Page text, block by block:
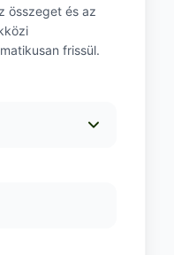
összeget és az
frissül.